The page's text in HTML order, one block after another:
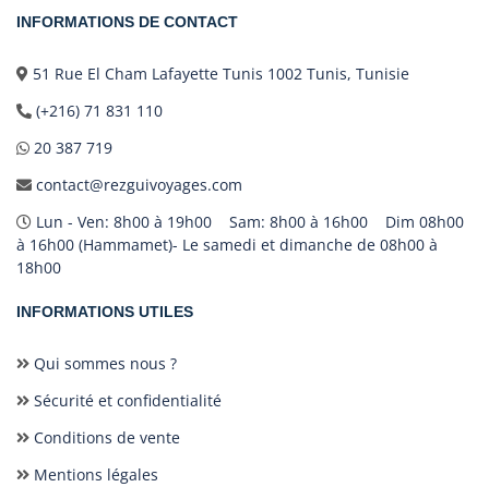
INFORMATIONS DE CONTACT
51 Rue El Cham Lafayette Tunis 1002 Tunis, Tunisie
(+216) 71 831 110
20 387 719
contact@rezguivoyages.com
Lun - Ven: 8h00 à 19h00 Sam: 8h00 à 16h00 Dim 08h00
à 16h00 (Hammamet)- Le samedi et dimanche de 08h00 à
18h00
INFORMATIONS UTILES
Qui sommes nous ?
Sécurité et confidentialité
Conditions de vente
Mentions légales